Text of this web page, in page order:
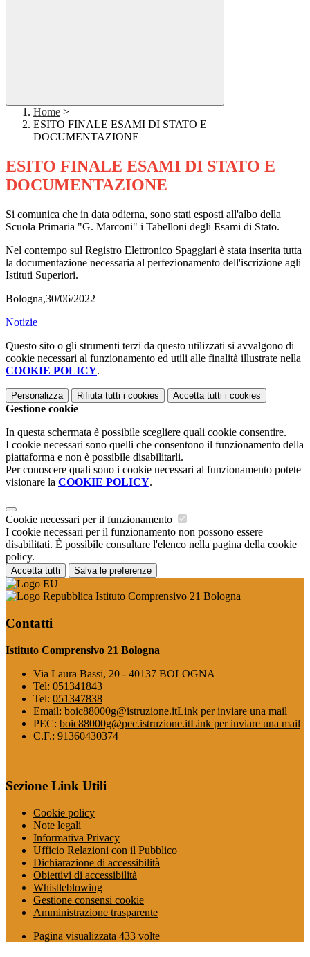
Home >
ESITO FINALE ESAMI DI STATO E
DOCUMENTAZIONE
ESITO FINALE ESAMI DI STATO E
DOCUMENTAZIONE
Si comunica che in data odierna, sono stati esposti all'albo della
Scuola Primaria "G. Marconi" i Tabelloni degli Esami di Stato.
Nel contempo sul Registro Elettronico Spaggiari è stata inserita tutta
la documentazione necessaria al perfezionamento dell'iscrizione agli
Istituti Superiori.
Bologna,30/06/2022
Notizie
Questo sito o gli strumenti terzi da questo utilizzati si avvalgono di
cookie necessari al funzionamento ed utili alle finalità illustrate nella
COOKIE POLICY.
Personalizza Rifiuta tutti i cookies Accetta tutti i cookies
Gestione cookie
In questa schermata è possibile scegliere quali cookie consentire.
I cookie necessari sono quelli che consentono il funzionamento della
piattaforma e non è possibile disabilitarli.
Per conoscere quali sono i cookie necessari al funzionamento potete
visionare la COOKIE POLICY.
Cookie necessari per il funzionamento
I cookie necessari per il funzionamento non possono essere
disabilitati. È possibile consultare l'elenco nella pagina della cookie
policy.
Accetta tutti Salva le preferenze
Istituto Comprensivo 21 Bologna
Contatti
Istituto Comprensivo 21 Bologna
Via Laura Bassi, 20 - 40137 BOLOGNA
Tel: 051341843
Tel: 051347838
Email: boic88000g@istruzione.itLink per inviare una mail
PEC: boic88000g@pec.istruzione.itLink per inviare una mail
C.F.: 91360430374
Sezione Link Utili
Cookie policy
Note legali
Informativa Privacy
Ufficio Relazioni con il Pubblico
Dichiarazione di accessibilità
Obiettivi di accessibilità
Whistleblowing
Gestione consensi cookie
Amministrazione trasparente
Pagina visualizzata 433 volte